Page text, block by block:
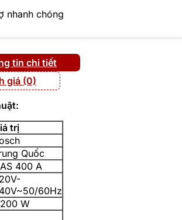
nhanh chóng
tin chi tiết
giá (0)
trị
Quốc
400 A
60Hz
W